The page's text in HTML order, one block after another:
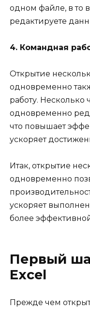
одном файле, в то
редактируете
4. Командная
Открытие
одновременно
работу.
одновременно
что повышает
ускоряет
Итак, открытие
одновременно
ускоряет
более
Первый
Excel
Прежде чем